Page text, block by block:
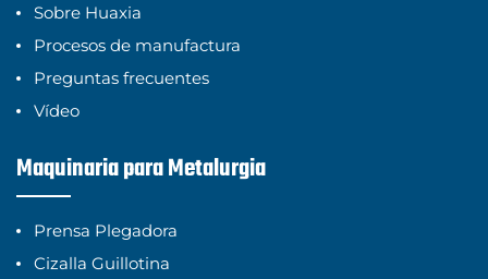
Maquinaria para Metalurgia
Prensa Plegadora
Cizalla Guillotina
Sobre Huaxia
Procesos de manufactura
Preguntas frecuentes
Vídeo